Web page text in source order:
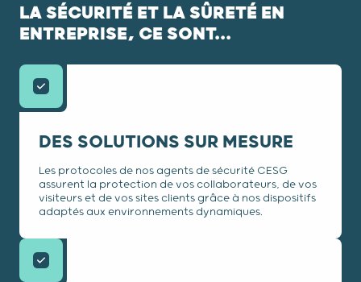
LA SÉCURITÉ ET LA SÛRETÉ EN
ENTREPRISE, CE SONT...
DES SOLUTIONS SUR MESURE
Les protocoles de nos agents de sécurité CESG
assurent la protection de vos collaborateurs, de vos
visiteurs et de vos sites clients grâce à nos dispositifs
adaptés aux environnements dynamiques.